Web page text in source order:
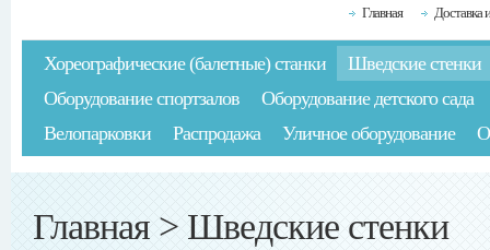
Главная Доставка
Хореографические (балетные) станки
Шведские стенки
Оборудование спортзалов
Оборудование детского сада
Велопарковки
Распродажа Уличное оборудование
Главная > Шведские стенки